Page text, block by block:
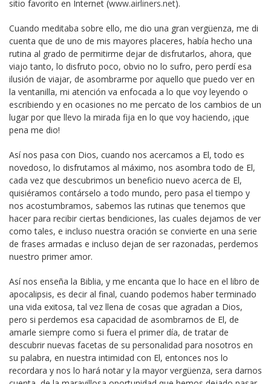
sitio favorito en Internet (www.airliners.net).
Cuando meditaba sobre ello, me dio una gran vergüenza, me di
cuenta que de uno de mis mayores placeres, había hecho una
rutina al grado de permitirme dejar de disfrutarlos, ahora, que
viajo tanto, lo disfruto poco, obvio no lo sufro, pero perdí esa
ilusión de viajar, de asombrarme por aquello que puedo ver en
la ventanilla, mi atención va enfocada a lo que voy leyendo o
escribiendo y en ocasiones no me percato de los cambios de un
lugar por que llevo la mirada fija en lo que voy haciendo, ¡que
pena me dio!
Así nos pasa con Dios, cuando nos acercamos a El, todo es
novedoso, lo disfrutamos al máximo, nos asombra todo de El,
cada vez que descubrimos un beneficio nuevo acerca de El,
quisiéramos contárselo a todo mundo, pero pasa el tiempo y
nos acostumbramos, sabemos las rutinas que tenemos que
hacer para recibir ciertas bendiciones, las cuales dejamos de ver
como tales, e incluso nuestra oración se convierte en una serie
de frases armadas e incluso dejan de ser razonadas, perdemos
nuestro primer amor.
Así nos enseña la Biblia, y me encanta que lo hace en el libro de
apocalipsis, es decir al final, cuando podemos haber terminado
una vida exitosa, tal vez llena de cosas que agradan a Dios,
pero si perdemos esa capacidad de asombrarnos de El, de
amarle siempre como si fuera el primer día, de tratar de
descubrir nuevas facetas de su personalidad para nosotros en
su palabra, en nuestra intimidad con El, entonces nos lo
recordara y nos lo hará notar y la mayor vergüenza, sera darnos